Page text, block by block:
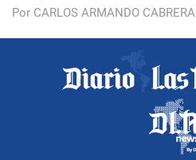
Por CARLOS ARMANDO CABRERA